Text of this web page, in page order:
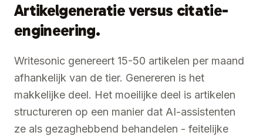
Artikelgeneratie versus citatie-
engineering.
Writesonic genereert 15-50 artikelen per maand
afhankelijk van de tier. Genereren is het
makkelijke deel. Het moeilijke deel is artikelen
structureren op een manier dat AI-assistenten
ze als gezaghebbend behandelen - feitelijke